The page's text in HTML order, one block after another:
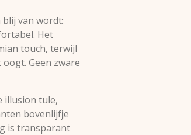
van wordt:
Het
touch, terwijl
Geen zware
illusion tule,
bovenlijfje
is transparant